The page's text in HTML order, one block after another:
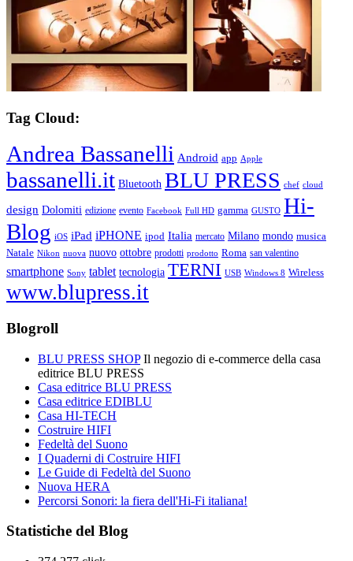
Tag Cloud:
Andrea Bassanelli Android app Apple
bassanelli.it Bluetooth BLU PRESS chef cloud
design Dolomiti edizione evento Facebook Full HD gamma GUSTO Hi-
Blog iOS iPad iPHONE ipod Italia mercato Milano mondo musica
Natale Nikon nuova nuovo ottobre prodotti prodotto Roma san valentino
smartphone Sony tablet tecnologia TERNI USB Windows 8 Wireless
www.blupress.it
Blogroll
BLU PRESS SHOPIl negozio di e-commerce della casa
editrice BLU PRESS
Casa editrice BLU PRESS
Casa editrice EDIBLU
Casa HI-TECH
Costruire HIFI
Fedeltà del Suono
I Quaderni di Costruire HIFI
Le Guide di Fedeltà del Suono
Nuova HERA
Percorsi Sonori: la fiera dell'Hi-Fi italiana!
Statistiche del Blog